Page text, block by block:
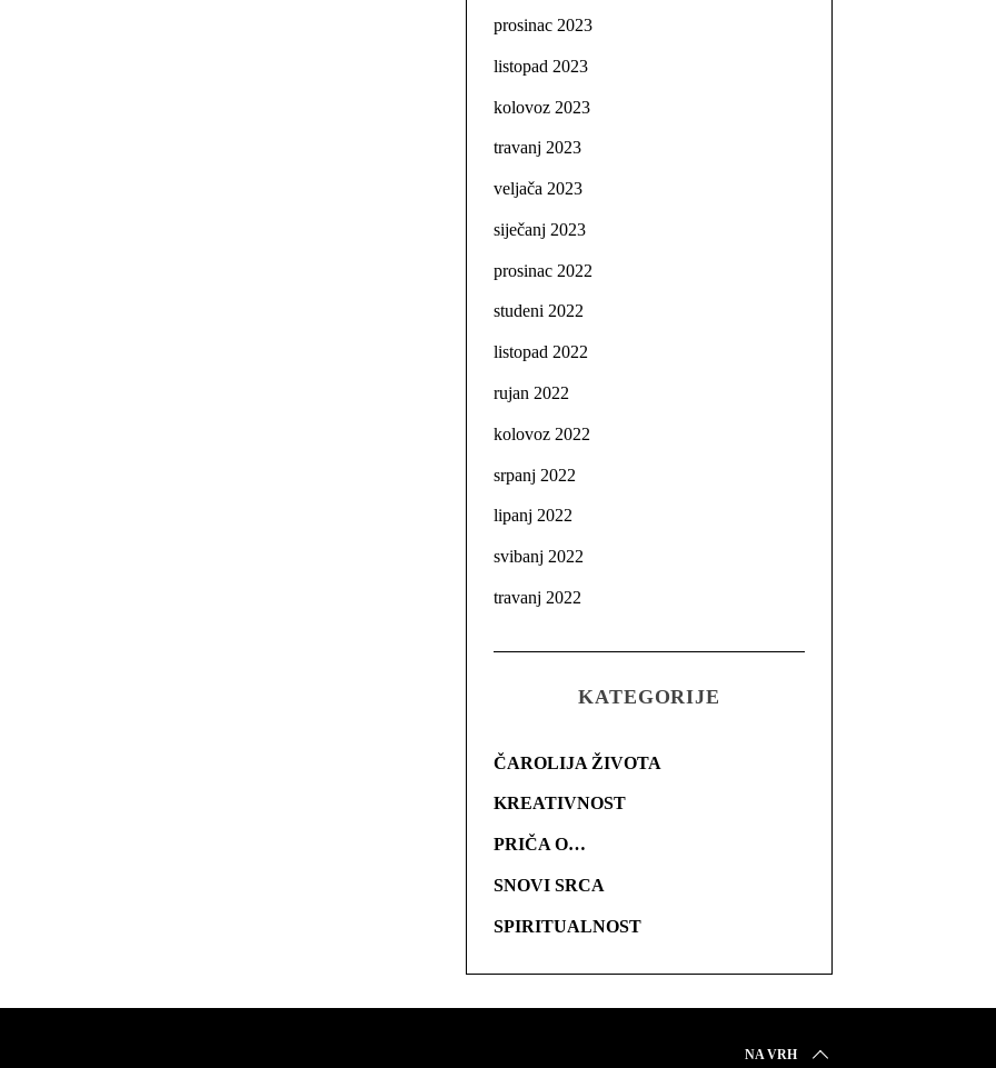
prosinac 2023
listopad 2023
kolovoz 2023
travanj 2023
veljača 2023
siječanj 2023
prosinac 2022
studeni 2022
listopad 2022
rujan 2022
kolovoz 2022
srpanj 2022
lipanj 2022
svibanj 2022
travanj 2022
KATEGORIJE
ČAROLIJA ŽIVOTA
KREATIVNOST
PRIČA O…
SNOVI SRCA
SPIRITUALNOST
NA VRH